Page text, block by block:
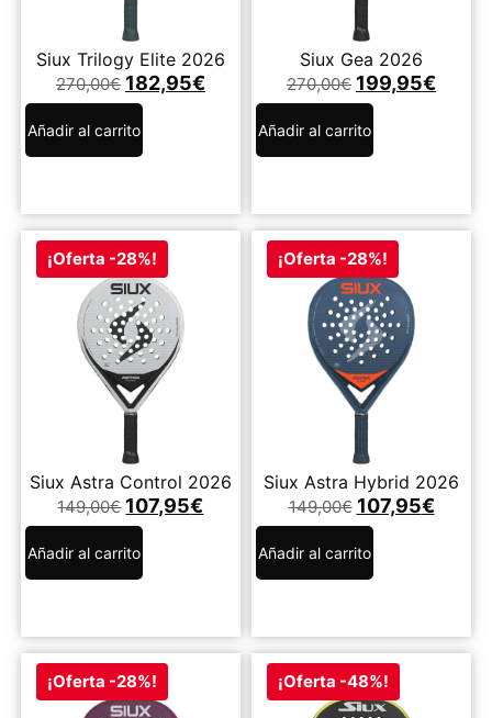
Siux Trilogy Elite 2026
270,00€ 182,95€
Añadir al carrito
Siux Gea 2026
270,00€ 199,95€
Añadir al carrito
¡Oferta -28%!
Siux Astra Control 2026
149,00€ 107,95€
Añadir al carrito
¡Oferta -28%!
Siux Astra Hybrid 2026
149,00€ 107,95€
Añadir al carrito
¡Oferta -28%! ¡Oferta -48%!